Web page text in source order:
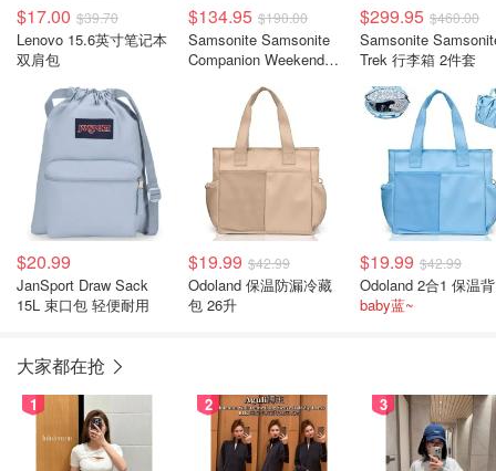
$17.00 $39.70
Lenovo 15.6英寸笔记本
双肩包
$134.95 $190.00
Samsonite Samsonite
Companion Weekender
$299.95 $460.00
Samsonite
Trek 行李箱 2件套
$20.99
JanSport Draw Sack
15L 束口包 轻便耐用
$19.99 $42.99
Odoland 保温防漏冷藏
包 26升
$19.99 $42.99
baby蓝~
大家都在抢
1 2 3